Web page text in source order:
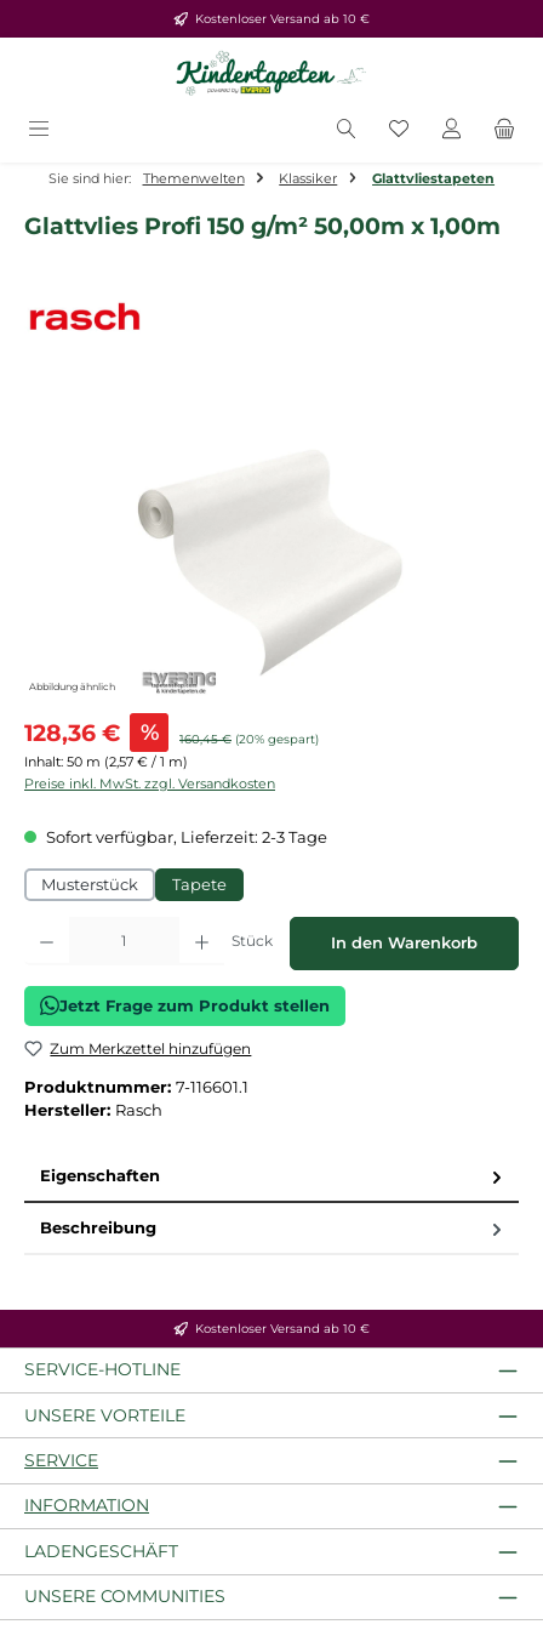
Zum Hauptinhalt springenKostenloser Versand ab 10 €
Du hast 0
Sie sind hier: Themenwelten Klassiker Glattvliestapeten
Glattvlies Profi 150 g/m² 50,00m x 1,00m
Abbildung ähnlich
Verkaufspreis:
128,36 € % Regulärer Preis:
160,45 € (20% gespart)
Inhalt: 50 m (2,57 € / 1 m)
Preise inkl. MwSt. zzgl. Versandkosten
Sofort verfügbar, Lieferzeit: 2-3 Tage
Musterstück Tapete
Produkt Anzahl: Gib den gewünschten Wert ein oder benutze die
Stück In den Warenkorb
Jetzt Frage zum Produkt stellen
Zum Merkzettel hinzufügen
Produktnummer: 7-116601.1
Hersteller: Rasch
Eigenschaften
Beschreibung
Kostenloser Versand ab 10 €
SERVICE-HOTLINE
UNSERE VORTEILE
SERVICE
INFORMATION
LADENGESCHÄFT
UNSERE COMMUNITIES